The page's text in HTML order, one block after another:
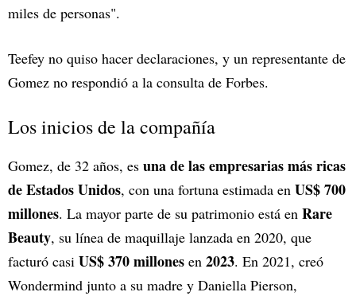
miles de personas".
Teefey no quiso hacer declaraciones, y un representante de
Gomez no respondió a la consulta de Forbes.
Los inicios de la compañía
Gomez, de 32 años, es una de las empresarias más ricas
de Estados Unidos, con una fortuna estimada en US$ 700
millones. La mayor parte de su patrimonio está en Rare
Beauty, su línea de maquillaje lanzada en 2020, que
facturó casi US$ 370 millones en 2023. En 2021, creó
Wondermind junto a su madre y Daniella Pierson,